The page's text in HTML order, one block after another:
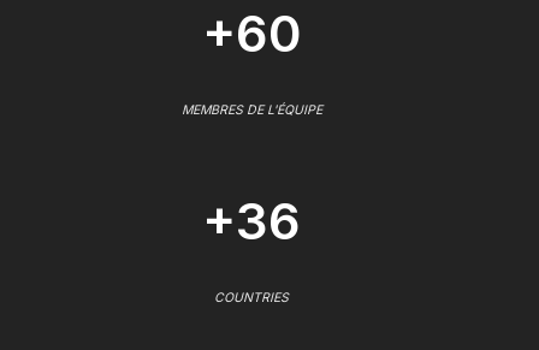
+60
MEMBRES DE L'ÉQUIPE
+36
COUNTRIES